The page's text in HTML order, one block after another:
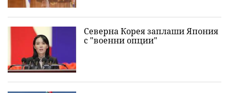
Северна Корея заплаши Япония
с "военни опции"